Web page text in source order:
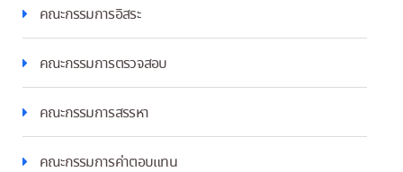
คณะกรรมการอิสระ
คณะกรรมการตรวจสอบ
คณะกรรมการสรรหา
คณะกรรมการค่าตอบแทน